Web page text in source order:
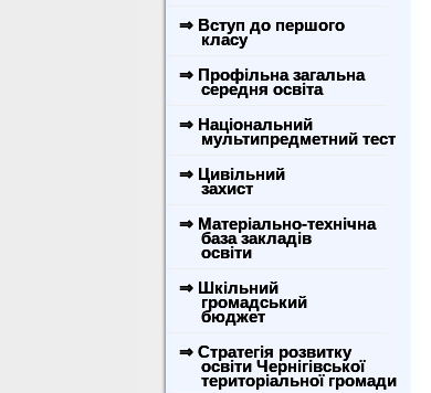
⇒ Вступ до першого
класу
⇒ Профільна загальна
середня освіта
⇒ Національний
мультипредметний тест
⇒ Цивільний
захист
⇒ Матеріально-технічна
база закладів
освіти
⇒ Шкільний
громадський
бюджет
⇒ Стратегія розвитку
освіти Чернігівської
територіальної громади